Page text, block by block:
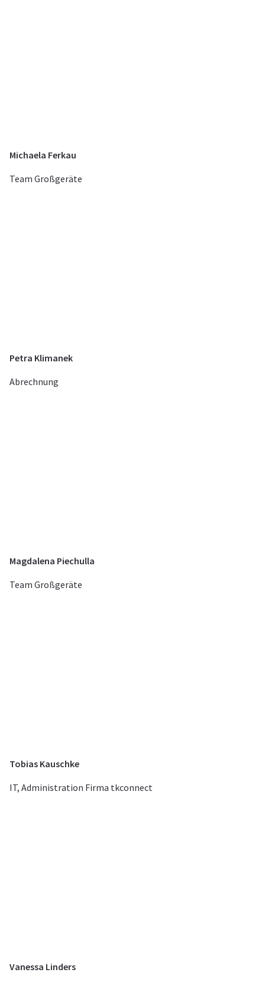
Michaela Ferkau
Team Großgeräte
Petra Klimanek
Abrechnung
Magdalena Piechulla
Team Großgeräte
Tobias Kauschke
IT, Administration Firma tkconnect
Vanessa Linders